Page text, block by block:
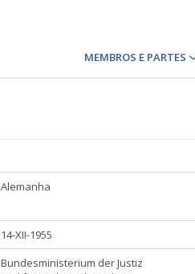
MEMBROS E PARTES
Alemanha
14-XII-1955
Bundesministerium der Justiz